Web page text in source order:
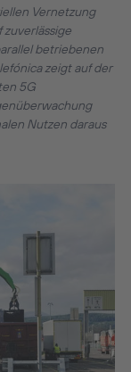
Vernetzung
zuverlässige
betriebenen
zeigt auf der
5G
Nutzen daraus